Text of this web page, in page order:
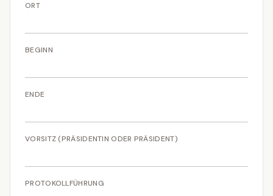
ORT
BEGINN
ENDE
VORSITZ (PRÄSIDENTIN ODER PRÄSIDENT)
PROTOKOLLFÜHRUNG